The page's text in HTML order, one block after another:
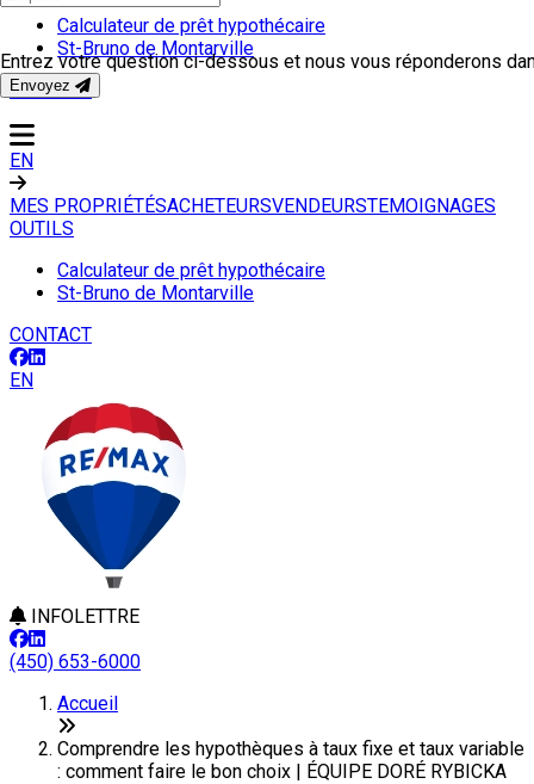
Calculateur de prêt hypothécaire
St-Bruno de Montarville
CONTACT
EN
MES PROPRIÉTÉSACHETEURSVENDEURSTEMOIGNAGES
OUTILS
Calculateur de prêt hypothécaire
St-Bruno de Montarville
CONTACT
EN
INFOLETTRE
(450) 653-6000
Accueil
Comprendre les hypothèques à taux fixe et taux variable
: comment faire le bon choix | ÉQUIPE DORÉ RYBICKA
Entrez votre question ci-dessous et nous vous réponderons
Envoyez